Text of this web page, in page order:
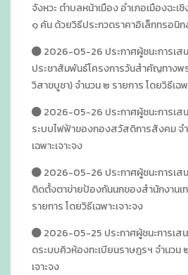
จังหวะ ตำบลหน้าเมือง อำเภอเมืองฉะเชิ
๑ คัน ด้วยวิธีประกวดราคาอิเล็กทรอนิ
2026-05-26 ประกาศผู้ชนะการเส
ประชาสัมพันธ์โครงการวันสำคัญทางพ
วิสาขบูชา) จำนวน ๒ รายการ โดยวิธีเฉพ
2026-05-26 ประกาศผู้ชนะการเส
ระบบไฟฟ้าของกองสวัสดิการสังคม จ
เฉพาะเจาะจง
2026-05-26 ประกาศผู้ชนะการเส
ติดตั้งตาข่ายป้องกันนกของสำนักงานเ
รายการ โดยวิธีเฉพาะเจาะจง
2026-05-25 ประกาศผู้ชนะการเส
ดระบบคิวห้องทะเบียนราษฎรฯ จำนวน
เจาะจง